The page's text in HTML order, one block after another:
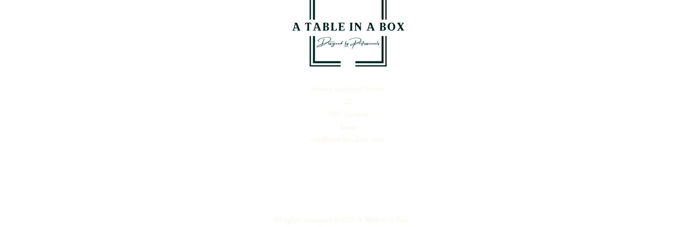
Adrien Lachenal Street
22
1207 Geneva
Swiss
info@atableinabox.com
All rights reserved © 2021 A Table in a Box